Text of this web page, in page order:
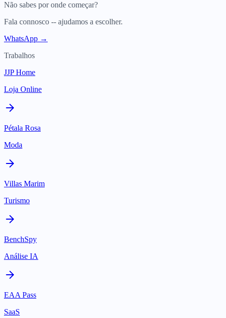
Não sabes por onde começar?
Fala connosco -- ajudamos a escolher.
WhatsApp →
Trabalhos
JJP Home
Loja Online
Pétala Rosa
Moda
Villas Marim
Turismo
BenchSpy
Análise IA
EAA Pass
SaaS